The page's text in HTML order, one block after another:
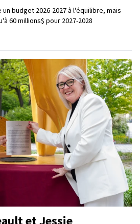
budget 2026-2027 à l'équilibre, mais
60 millions$ pour 2027-2028
et Jessie